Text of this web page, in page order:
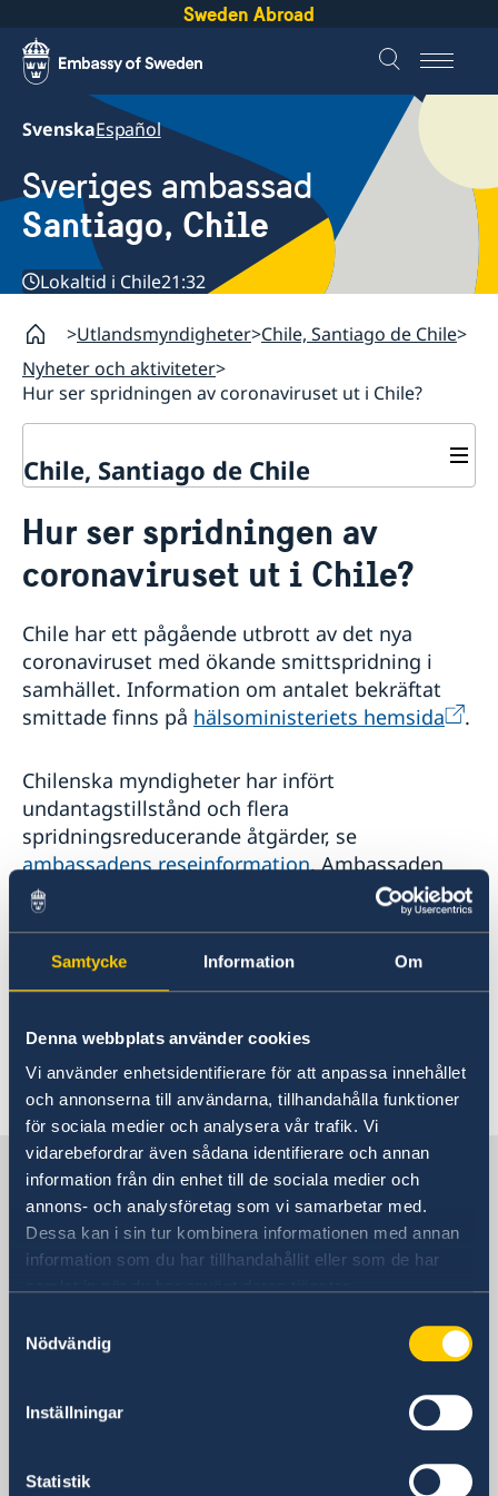
Samtycke Information Om
Denna webbplats använder cookies
Vi använder enhetsidentifierare för att anpassa innehållet
och annonserna till användarna, tillhandahålla funktioner
för sociala medier och analysera vår trafik. Vi
vidarebefordrar även sådana identifierare och annan
information från din enhet till de sociala medier och
annons- och analysföretag som vi samarbetar med.
Dessa kan i sin tur kombinera informationen med annan
information som du har tillhandahållit eller som de har
Nödvändig
Inställningar
Statistik
Sweden Abroad
SvenskaEspañol
Sveriges ambassad
Santiago, Chile
Lokaltid i Chile21:32
Utlandsmyndigheter Chile, Santiago de Chile
Nyheter och aktiviteter
Hur ser spridningen av coronaviruset ut i Chile?
Chile, Santiago de Chile
Lediga tjänster
Praktik
Avgifter
Så stöttar vi svenska företag
Vi är en resurs för svenska företag
Så kan du få stöd
Svenska företag i Chile
Anmäl handelshinder
Kontakt och Öppettider
Nyheter
Chilensk-svenska kulturinstitutet i Chile
Svenskar i Världen
Svenska kyrkan
Hur ser spridningen av
coronaviruset ut i Chile?
Chile har ett pågående utbrott av det nya
coronaviruset med ökande smittspridning i
samhället. Information om antalet bekräftat
smittade finns på hälsoministeriets hemsida .
Chilenska myndigheter har infört
undantagstillstånd och flera
spridningsreducerande åtgärder, se
ambassadens reseinformation. Ambassaden
uppmanar svenskar i Chile att följa
händelseutvecklingen, ambassadens
anvisningar samt vara beredda på att
varsel.
Senast uppdaterad 16 apr. 2020, 15.39
Sverige i Chile
SVERIGES AMBASSAD
Besöksadress
Las Condes, Santiago de Chile
Postadress
Las Condes, Santiago de Chile